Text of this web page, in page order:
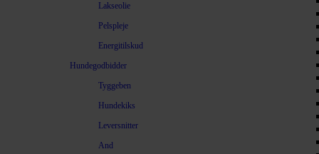
Lakseolie
Pelspleje
Energitilskud
Hundegodbidder
Tyggeben
Hundekiks
Leversnitter
And